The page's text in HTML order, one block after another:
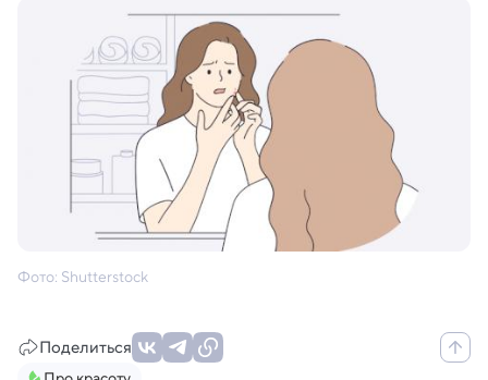
Фото: Shutterstock
Поделиться